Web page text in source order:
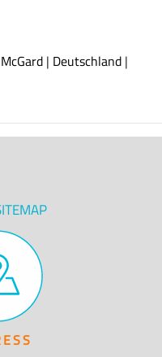
McGard | Deutschland |